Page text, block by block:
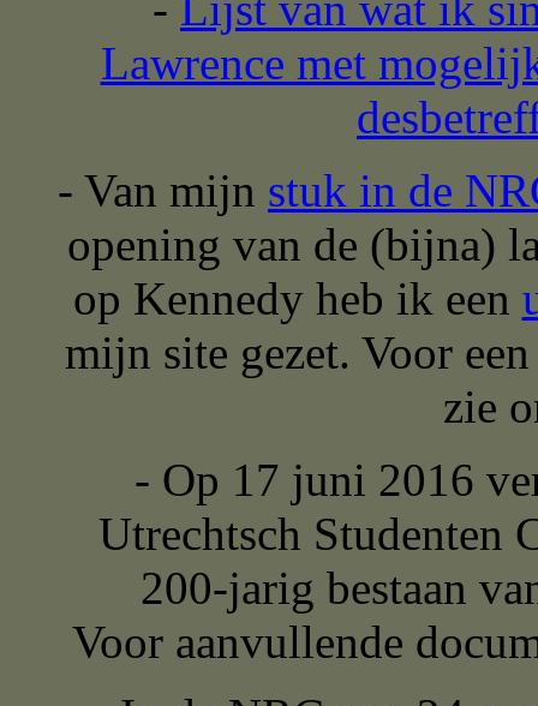
Lawrence met
- Van mijn stuk in de
opening van de (bijna)
op Kennedy heb ik een
mijn site gezet. Voor
zie
- Op 17 juni 2016
Utrechtsch Studenten
200-jarig bestaan
Voor aanvullende